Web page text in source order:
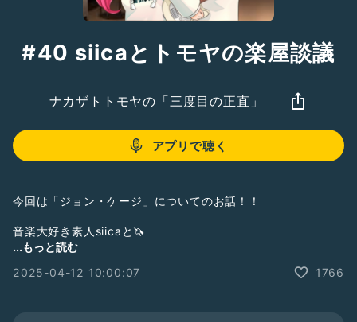
#40 siicaとトモヤの楽屋談議
ナカザトトモヤの「三度目の正直」
アプリで聴く
今回は「ジョン・ケージ」についてのお話！！
音楽大好き素人siicaと🦄
熱血アチアチバンドマン トモヤが🔥
...もっと読む
2025-04-12 10:00:07
1766